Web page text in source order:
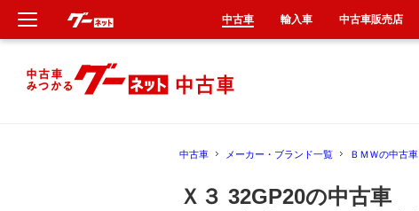
中古車 メーカー・ブランド一覧 ＢＭＷの中古車
Ｘ３ 32GP20の中古車
中古車 輸入車 中古車販売店
新車